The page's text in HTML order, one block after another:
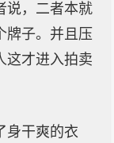
说，二者本就
牌子。并且压
这才进入拍卖
身干爽的衣